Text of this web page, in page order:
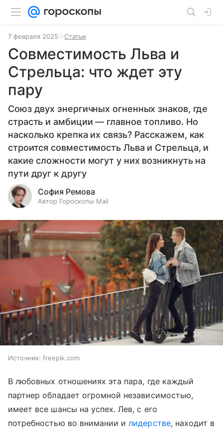
7 февраля 2025 Статьи
Совместимость Льва и
Стрельца: что ждет эту
пару
Союз двух энергичных огненных знаков, где
страсть и амбиции — главное топливо. Но
насколько крепка их связь? Расскажем, как
строится совместимость Льва и Стрельца, и
какие сложности могут у них возникнуть на
пути друг к другу
София Ремова
Автор Гороскопы Mail
Источник: freepik.com
В любовных отношениях эта пара, где каждый
партнер обладает огромной независимостью,
имеет все шансы на успех. Лев, с его
потребностью во внимании илидерстве, находит в